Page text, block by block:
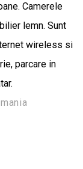
Camerele
lemn. Sunt
wireless si
parcare in